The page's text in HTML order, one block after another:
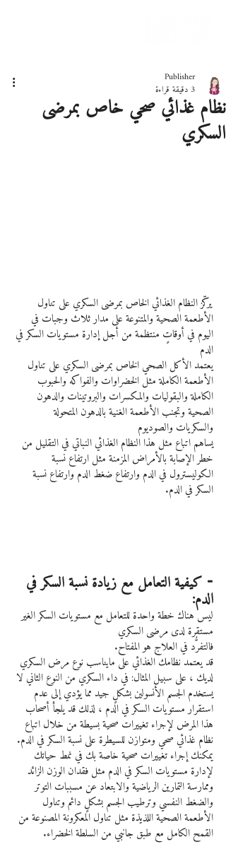
نظام غذائي صحي خاص بمرضى
السكري
Publisher
3 دقيقة قراءة
يركّز النظام الغذائي الخاص بمرضى السكري على تناول
الأطعمة الصحية والمتنوعة على مدار ثلاث وجبات في
اليوم في أوقاتٍ منتظمة من أجل إدارة مستويات السكر في
الدم
يعتمد الأكل الصحي الخاص بمرضى السكري على تناول
الأطعمة الكاملة مثل الخضراوات والفواكه والحبوب
الكاملة والبقوليات والمكسرات والبروتينات والدهون
الصحية وتجنب الأطعمة الغنية بالدهون المتحولة
والسكريات والصوديوم
يساهم اتباع مثل هذا النظام الغذائي النباتي في التقليل من
خطر الإصابة بالأمراض المزمنة مثل ارتفاع نسبة
الكوليسترول في الدم وارتفاع ضغط الدم وارتفاع نسبة
السكر في الدم.
⁃ كيفية التعامل مع زيادة نسبة السكر في
الدم:
ليس هناك خطة واحدة للتعامل مع مستويات السكر الغير
مستقرة لدى مرضى السكري
فالتفرُّد في العلاج هو المفتاح.
قد يعتمد نظامك الغذائي على مايناسب نوع مرض السكري
لديك ، على سبيل المثال: في داء السكري من النوع الثاني لا
يستخدم الجسم الأنسولين بشكلٍ جيد مما يؤدي إلى عدم
استقرار مستويات السكر في الدم ، لذلك قد يلجأ أصحاب
هذا المرض لإجراء تغييرات صحية بسيطة من خلال اتباع
نظام غذائي صحي ومتوازن للسيطرة على نسبة السكر في الدم.
يمكنك إجراء تغييرات صحية خاصة بك في نمط حياتك
لإدارة مستويات السكر في الدم مثل فقدان الوزن الزائد
وممارسة التمارين الرياضية والابتعاد عن مسببات التوتر
والضغط النفسي وترطيب الجسم بشكلٍ دائم وتناول
الأطعمة الصحية اللذيذة مثل تناول المعكرونة المصنوعة من
القمح الكامل مع طبق جانبي من السلطة الخضراء.